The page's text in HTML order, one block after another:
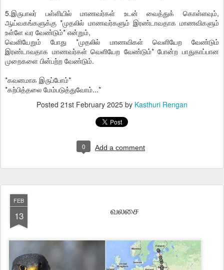
5.இருபாலர் பள்ளியில் மாணவர்கள் உடன் வைத்துக் கொள்ளவும்,
ஆய்வகங்களுக்கு *முதலில் மாணவர்களும் இரண்டாவதாக மாணவிகளும்
உள்ளே வர வேண்டும்* என்றும்,
வெளியேறும் போது *முதலில் மாணவிகள் வெளியேற வேண்டும்
இரண்டாவதாக மாணவர்கள் வெளியேற வேண்டும்* போன்ற பாதுகாப்பான
முறைகளை பின்பற்ற வேண்டும்.
*கவனமாக இருப்போம்*
*கற்பித்தலை மேம்படுத்துவோம்...*
Posted 21st February 2025 by Kasthuri Rengan
0 Add a comment
FEB
13 வலசை